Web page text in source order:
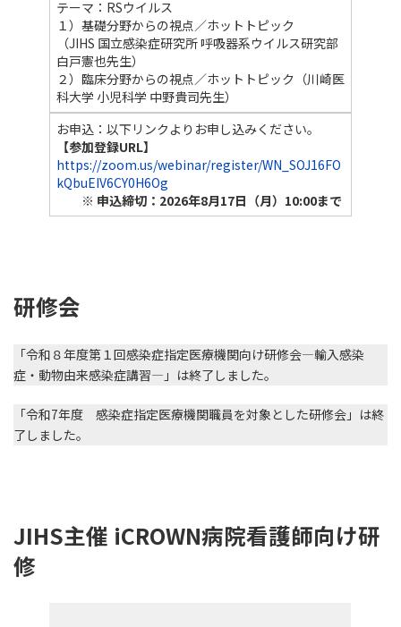
テーマ：RSウイルス
１）基礎分野からの視点／ホットトピック
（JIHS 国立感染症研究所 呼吸器系ウイルス研究部
白戸憲也先生）
２）臨床分野からの視点／ホットトピック（川崎医
科大学 小児科学 中野貴司先生）
お申込：以下リンクよりお申し込みください。
【参加登録URL】
https://zoom.us/webinar/register/WN_SOJ16FO
kQbuEIV6CY0H6Og
※ 申込締切： 2026年8月17日（月） 10:00まで
研修会
「令和８年度第１回感染症指定医療機関向け研修会―輸入感染
症・動物由来感染症講習―」は終了しました。
「令和7年度 感染症指定医療機関職員を対象とした研修会」は終
了しました。
JIHS主催 iCROWN病院看護師向け研
修